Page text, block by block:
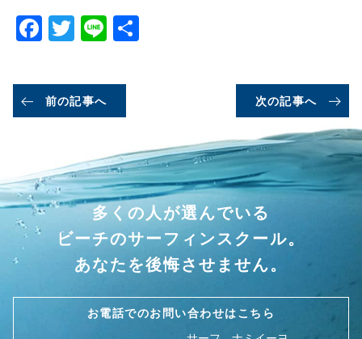
Facebook
Twitter
Line
前の記事へ 次の記事へ
多くの人が選んでいる
ビーチのサーフィンスクール。
あなたを後悔させません。
お電話でのお問い合わせはこちら